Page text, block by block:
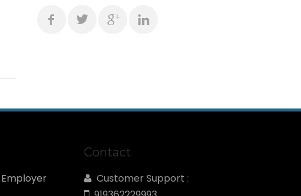
Contact
Customer Support :